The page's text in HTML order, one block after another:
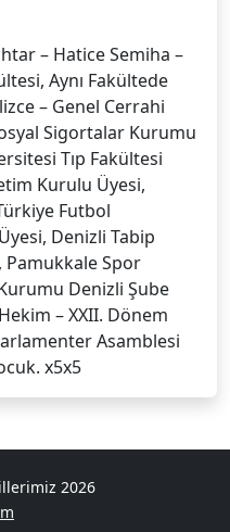
– Hatice Semiha –
Aynı Fakültede
– Genel Cerrahi
Sigortalar Kurumu
Tıp Fakültesi
Kurulu Üyesi,
Futbol
Denizli Tabip
Pamukkale Spor
Denizli Şube
– XXII. Dönem
Asamblesi
x5x5
2026